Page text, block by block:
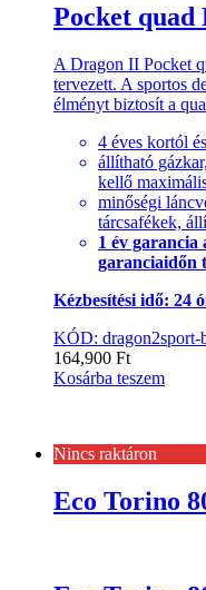
Pocket
A Dragon II Pocket
tervezett. A sportos
élményt biztosít a
4 éves kortól
állítható
kellő
minőségi
tárcsafékek,
1 év
garanciaidőn
Kézbesítési idő: 24
KÓD: dragon2sport-
164,900 Ft
Kosárba teszem
Nincs raktáron
Eco Torino